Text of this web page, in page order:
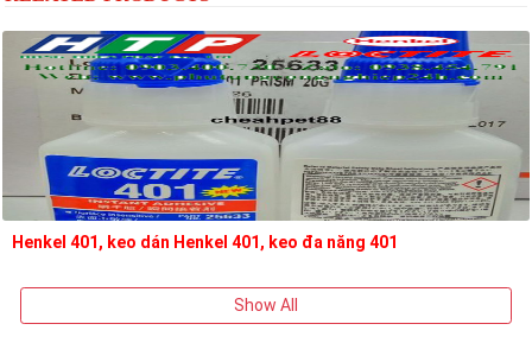
Henkel 401, keo dán Henkel 401, keo đa năng 401
Show All